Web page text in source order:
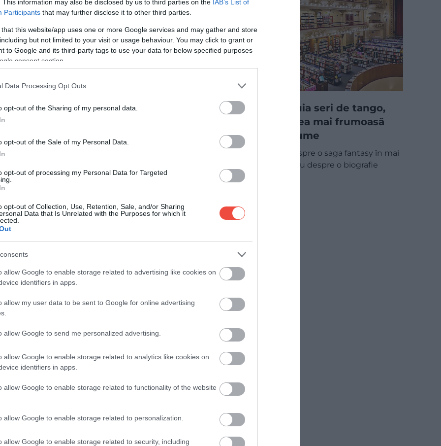
This information may also be disclosed by us to third parties on the IAB’s List of
Participants that may further disclose it to other third parties.
that this website/app uses one or more Google services and may gather and store
but not limited to your visit or usage behaviour. You may click to grant or
to Google and its third-party tags to use your data for below specified purposes
consent section.
Data Processing Opt Outs
opt-out of the Sharing of my personal data.
opt-out of the Sale of my Personal Data.
opt-out of processing my Personal Data for Targeted
opt-out of Collection, Use, Retention, Sale, and/or Sharing
Data that Is Unrelated with the Purposes for which it
allow Google to enable storage related to advertising like cookies on
identifiers in apps.
allow my user data to be sent to Google for online advertising
allow Google to send me personalized advertising.
allow Google to enable storage related to analytics like cookies on
identifiers in apps.
allow Google to enable storage related to functionality of the website
allow Google to enable storage related to personalization.
allow Google to enable storage related to security, including
atunci. De exemplu,în 1870, generalul Juan Prim,
un concurs pentru textul melodiei, dar juriul nu a
secolul al XX-lea, scriitorul José María Pemán a
– sună după cum urmează:
În 1919 găzduia seri de tango,
astăzi este cea mai frumoasă
librărie din lume
Fie că vorbim despre o saga fantasy în mai
multe volume sau despre o biografie
tulburătoare…